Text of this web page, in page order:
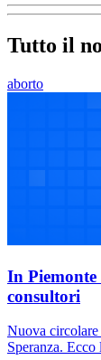
Tutto il
aborto
In Piemonte
consultori
Nuova circolare
Speranza. Ecco